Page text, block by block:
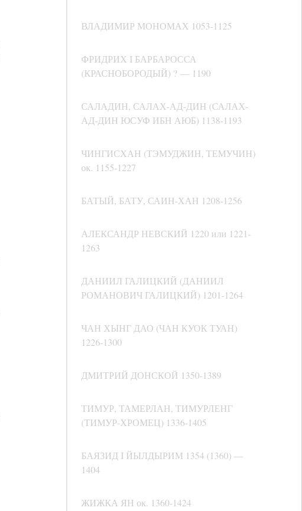
ВЛАДИМИР МОНОМАХ 1053-1125
ФРИДРИХ I БАРБАРОССА
(КРАСНОБОРОДЫЙ) ? — 1190
САЛАДИН, САЛАХ-АД-ДИН (САЛАХ-
АД-ДИН ЮСУФ ИБН АЮБ) 1138-1193
ЧИНГИСХАН (ТЭМУДЖИН, ТЕМУЧИН)
ок. 1155-1227
БАТЫЙ, БАТУ, САИН-ХАН 1208-1256
АЛЕКСАНДР НЕВСКИЙ 1220 или 1221-
1263
ДАНИИЛ ГАЛИЦКИЙ (ДАНИИЛ
РОМАНОВИЧ ГАЛИЦКИЙ) 1201-1264
ЧАН ХЫНГ ДАО (ЧАН КУОК ТУАН)
1226-1300
ДМИТРИЙ ДОНСКОЙ 1350-1389
ТИМУР, ТАМЕРЛАН, ТИМУРЛЕНГ
(ТИМУР-ХРОМЕЦ) 1336-1405
БАЯЗИД I ЙЫЛДЫРИМ 1354 (1360) —
1404
ЖИЖКА ЯН ок. 1360-1424